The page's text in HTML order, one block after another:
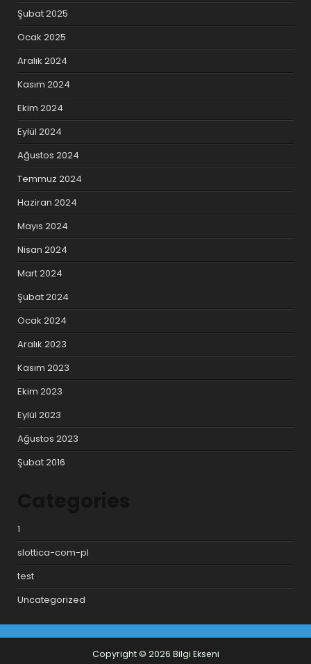
Şubat 2025
Ocak 2025
Aralık 2024
Kasım 2024
Ekim 2024
Eylül 2024
Ağustos 2024
Temmuz 2024
Haziran 2024
Mayıs 2024
Nisan 2024
Mart 2024
Şubat 2024
Ocak 2024
Aralık 2023
Kasım 2023
Ekim 2023
Eylül 2023
Ağustos 2023
Şubat 2016
1
slottica-com-pl
test
Uncategorized
Copyright © 2026 Bilgi Ekseni